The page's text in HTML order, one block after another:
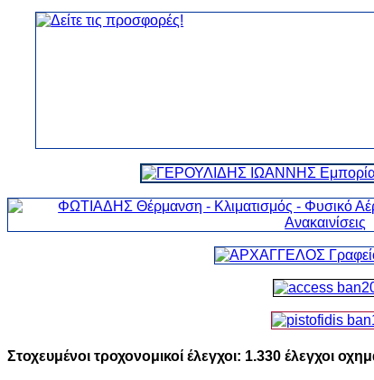
Στοχευμένοι τροχονομικοί έλεγχοι: 1.330 έλεγχοι